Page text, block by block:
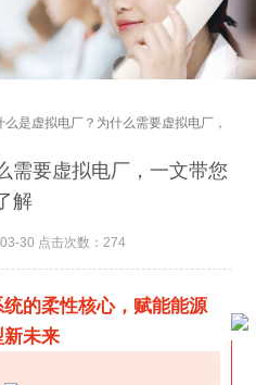
么是虚拟电厂？为什么需要虚拟电厂，
需要虚拟电厂，一文带您
解
30 点击次数：274
的柔性核心，赋能能源
新未来